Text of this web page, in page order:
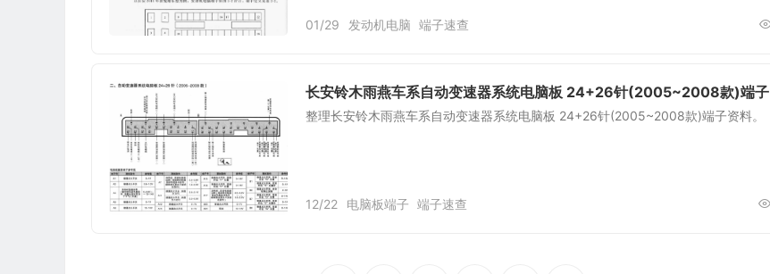
01/29 发动机电脑 端子速查
长安铃木雨燕车系自动变速器系统电脑板 24+26针(2005~2008款)端子
整理长安铃木雨燕车系自动变速器系统电脑板 24+26针(2005~2008款)端子资料。
12/22 电脑板端子 端子速查